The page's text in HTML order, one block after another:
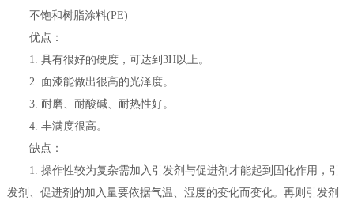
不饱和树脂涂料(PE)
优点：
1. 具有很好的硬度，可达到3H以上。
2. 面漆能做出很高的光泽度。
3. 耐磨、耐酸碱、耐热性好。
4. 丰满度很高。
缺点：
1. 操作性较为复杂需加入引发剂与促进剂才能起到固化作用，引
发剂、促进剂的加入量要依据气温、湿度的变化而变化。再则引发剂